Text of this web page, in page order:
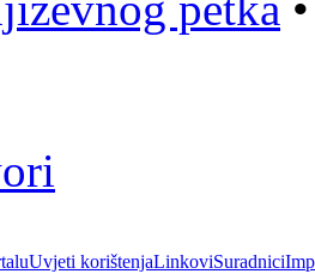
Uvjeti korištenjaLinkoviSuradnici